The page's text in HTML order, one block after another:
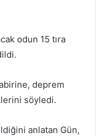
odun 15 tıra
deprem
söyledi.
anlatan Gün,